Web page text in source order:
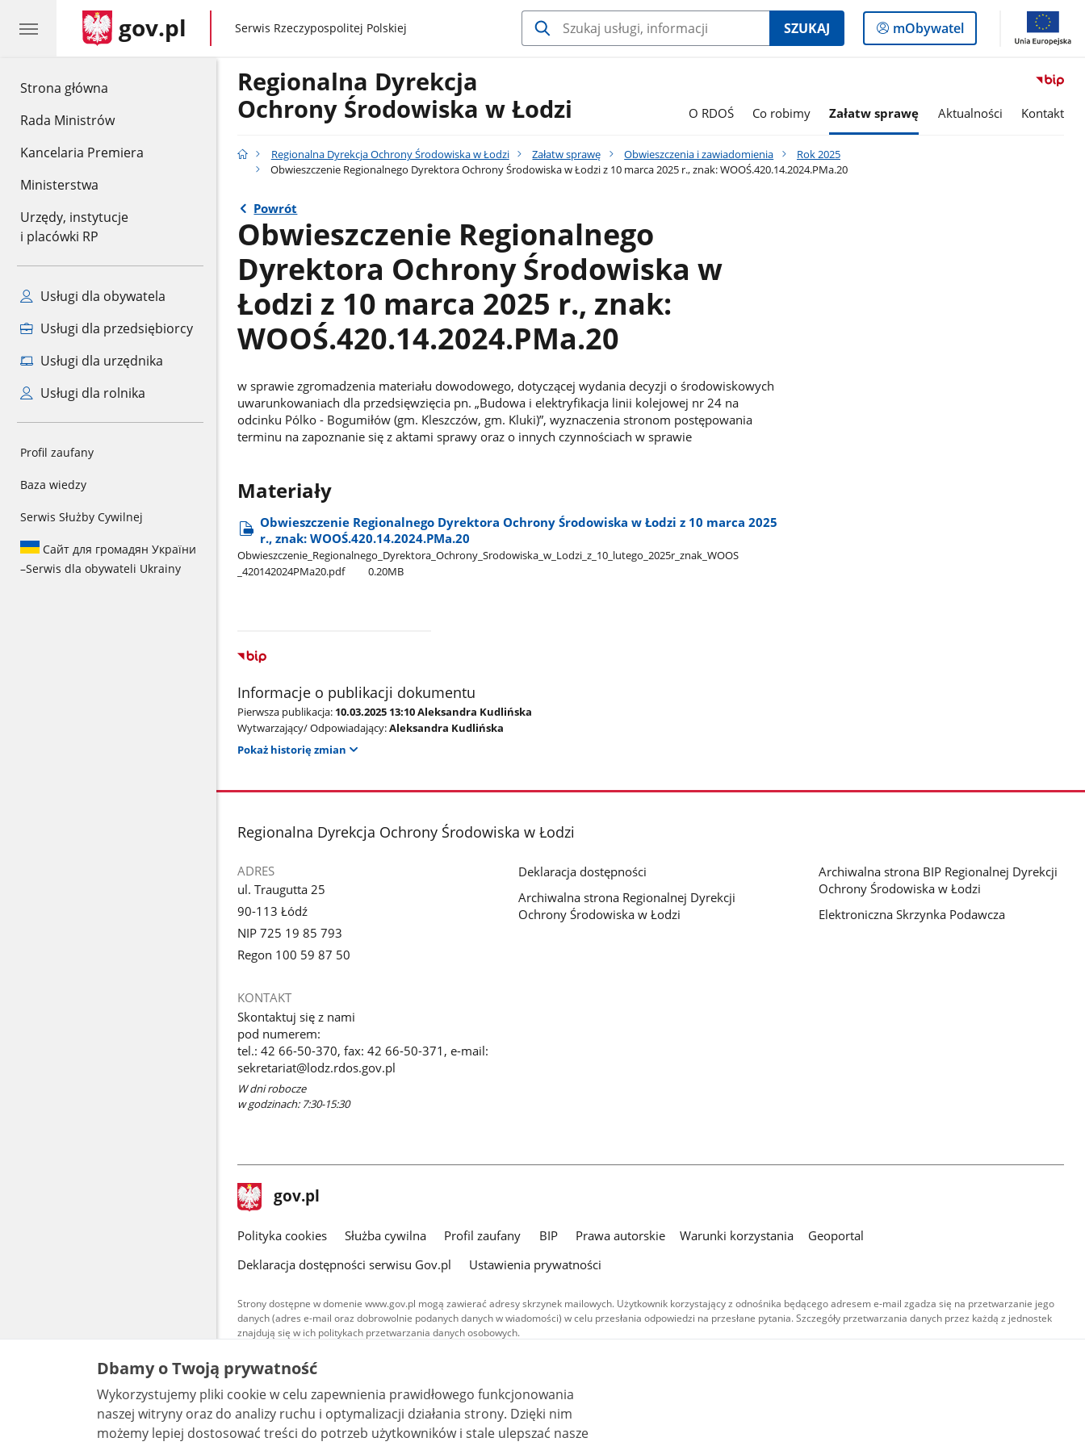
Strona główna
Rada Ministrów
Kancelaria Premiera
Ministerstwa
Urzędy, instytucje
i placówki RP
Usługi dla obywatela
Usługi dla przedsiębiorcy
Usługi dla urzędnika
Usługi dla rolnika
Profil zaufany
Baza wiedzy
Serwis Służby Cywilnej
Сайт для громадян України
–Serwis dla obywateli Ukrainy
gov.pl gov.pl
Serwis Rzeczypospolitej Polskiej SZUKAJ
Logowanie
do
mObywatel
Regionalna Dyrekcja
Ochrony Środowiska w Łodzi
O RDOŚ Co robimy Załatw sprawę Aktualności Kontakt
Regionalna Dyrekcja Ochrony Środowiska w Łodzi Załatw sprawę Obwieszczenia i zawiadomienia
Rok 2025
Obwieszczenie Regionalnego Dyrektora Ochrony Środowiska w Łodzi z 10 marca 2025 r., znak: WOOŚ.420.14.2024.PMa.20
Powrót
Obwieszczenie Regionalnego
Dyrektora Ochrony Środowiska w
Łodzi z 10 marca 2025 r., znak:
WOOŚ.420.14.2024.PMa.20
w sprawie zgromadzenia materiału dowodowego, dotyczącej wydania decyzji o środowiskowych
uwarunkowaniach dla przedsięwzięcia pn. „Budowa i elektryfikacja linii kolejowej nr 24 na
odcinku Pólko - Bogumiłów (gm. Kleszczów, gm. Kluki)”, wyznaczenia stronom postępowania
terminu na zapoznanie się z aktami sprawy oraz o innych czynnościach w sprawie
Materiały
Obwieszczenie Regionalnego Dyrektora Ochrony Środowiska w Łodzi z 10 marca 2025
r., znak: WOOŚ.420.14.2024.PMa.20
Obwieszczenie​_Regionalnego​_Dyrektora​_Ochrony​_Srodowiska​_w​_Lodzi​_z​_10​_lutego​_2025r​_znak​_WOOS​
_420142024PMa20.pdf
0.20MB
Informacje o publikacji dokumentu
Pierwsza publikacja: 10.03.2025 13:10 Aleksandra Kudlińska
Wytwarzający/ Odpowiadający:Aleksandra Kudlińska
Pokaż historię zmian
stopka
Regionalna Dyrekcja Ochrony Środowiska w Łodzi
ADRES
ul. Traugutta 25
90-113 Łódź
NIP 725 19 85 793
Regon 100 59 87 50
KONTAKT
Skontaktuj się z nami
pod numerem:
tel.: 42 66-50-370, fax: 42 66-50-371, e-mail:
sekretariat@lodz.rdos.gov.pl
W dni robocze
w godzinach: 7:30-15:30
Deklaracja dostępności
Archiwalna strona Regionalnej Dyrekcji
Ochrony Środowiska w Łodzi
Archiwalna strona BIP Regionalnej Dyrekcji
Ochrony Środowiska w Łodzi
Elektroniczna Skrzynka Podawcza
stopka
gov.pl Strona
gov.pl
gov.pl
Polityka cookies Służba cywilna Profil zaufany BIP Prawa autorskie Warunki korzystania
Geoportal
Deklaracja dostępności serwisu Gov.pl
Ustawienia prywatności
Strony dostępne w domenie www.gov.pl mogą zawierać adresy skrzynek mailowych. Użytkownik korzystający z odnośnika będącego adresem e-mail zgadza się na przetwarzanie jego
danych (adres e-mail oraz dobrowolnie podanych danych w wiadomości) w celu przesłania odpowiedzi na przesłane pytania. Szczegóły przetwarzania danych przez każdą z jednostek
znajdują się w ich politykach przetwarzania danych osobowych.
Treści tekstowe publikowane w serwisie (z wyłączeniem treści audiowizualnych), są
udostępniane na licencji typu Creative Commons: uznanie autorstwa - na tych samych
warunkach 4.0 (CC BY-SA 4.0). Materiały audiowizualne, w tym zdjęcia, materiały audio i wideo,
są udostępniane na licencji typu Creative Commons: uznanie autorstwa użycie niekomercyjne -
bez utworów zależnych 4.0 (CC BY-NC-ND 4.0), o ile nie jest to stwierdzone inaczej.
Dbamy o Twoją prywatność
Wykorzystujemy pliki cookie w celu zapewnienia prawidłowego funkcjonowania
naszej witryny oraz do analizy ruchu i optymalizacji działania strony. Dzięki nim
możemy lepiej dostosować treści do potrzeb użytkowników i stale ulepszać nasze